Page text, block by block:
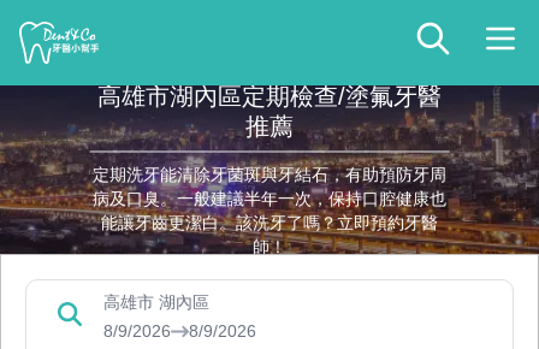
高雄市湖內區定期檢查/塗氟牙醫
推薦
定期洗牙能清除牙菌斑與牙結石，有助預防牙周
病及口臭。一般建議半年一次，保持口腔健康也
能讓牙齒更潔白。該洗牙了嗎？立即預約牙醫
師！
高雄市 湖內區
8/9/2026
8/9/2026